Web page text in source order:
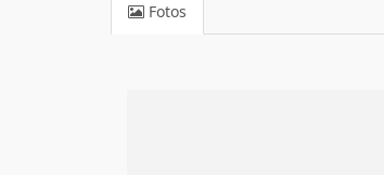
Fotos